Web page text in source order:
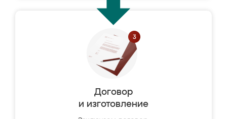
Договор
и изготовление